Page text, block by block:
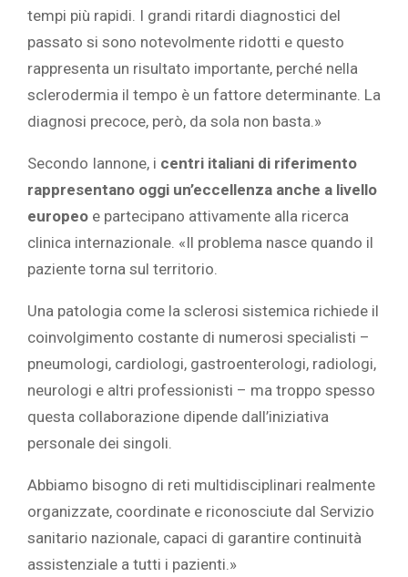
tempi più rapidi. I grandi ritardi diagnostici del
passato si sono notevolmente ridotti e questo
rappresenta un risultato importante, perché nella
sclerodermia il tempo è un fattore determinante. La
diagnosi precoce, però, da sola non basta.»
Secondo Iannone, i centri italiani di riferimento
rappresentano oggi un’eccellenza anche a livello
europeo e partecipano attivamente alla ricerca
clinica internazionale. «Il problema nasce quando il
paziente torna sul territorio.
Una patologia come la sclerosi sistemica richiede il
coinvolgimento costante di numerosi specialisti –
pneumologi, cardiologi, gastroenterologi, radiologi,
neurologi e altri professionisti – ma troppo spesso
questa collaborazione dipende dall’iniziativa
personale dei singoli.
Abbiamo bisogno di reti multidisciplinari realmente
organizzate, coordinate e riconosciute dal Servizio
sanitario nazionale, capaci di garantire continuità
assistenziale a tutti i pazienti.»